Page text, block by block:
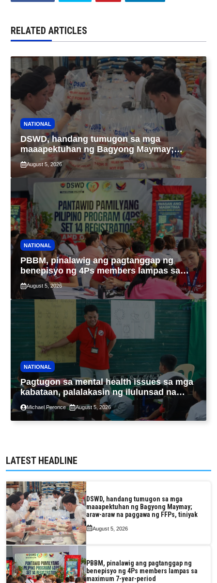
RELATED ARTICLES
NATIONAL
DSWD, handang tumugon sa mga
maaapektuhan ng Bagyong Maymay;
araw-araw na paggawa ng FFPs, tiniyak
August 5, 2026
NATIONAL
PBBM, pinalawig ang pagtanggap ng
benepisyo ng 4Ps members lampas sa
maximum 7-year-period
August 5, 2026
NATIONAL
Pagtugon sa mental health issues sa mga
kabataan, palalakasin ng ilulunsad na
‘Tara, Usap!’ program ng DSWD
Michael Peronce August 5, 2026
LATEST HEADLINE
DSWD, handang tumugon sa mga
maaapektuhan ng Bagyong Maymay;
araw-araw na paggawa ng FFPs, tiniyak
August 5, 2026
PBBM, pinalawig ang pagtanggap ng
benepisyo ng 4Ps members lampas sa
maximum 7-year-period